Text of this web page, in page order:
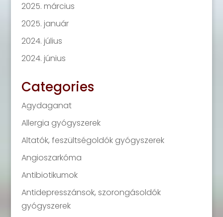
2025. március
2025. január
2024. július
2024. június
Categories
Agydaganat
Allergia gyógyszerek
Altatók, feszültségoldók gyógyszerek
Angioszarkóma
Antibiotikumok
Antidepresszánsok, szorongásoldók
gyógyszerek